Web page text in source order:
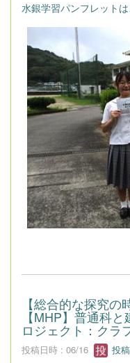
水銀学習パンフレット
【総合的な探究の
【MHP】普通科
ロジェクト：クラ
投稿日時 : 06/16 投